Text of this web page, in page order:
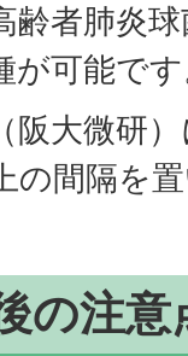
齢者肺炎
が可能で
阪大微研
の間隔を
の注意